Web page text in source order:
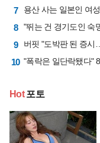
7
8
9
10
Hot포토